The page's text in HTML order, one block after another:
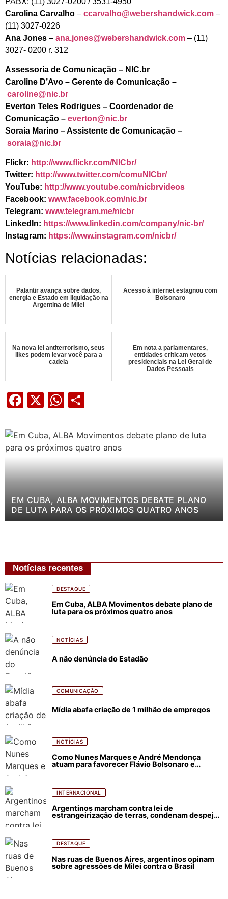
Carolina Carvalho – ccarvalho@webershandwick.com –
(11) 3027-0226
Ana Jones – ana.jones@webershandwick.com – (11)
3027- 0200 r. 312
Assessoria de Comunicação – NIC.br
Caroline D’Avo – Gerente de Comunicação –
caroline@nic.br
Everton Teles Rodrigues – Coordenador de
Comunicação – everton@nic.br
Soraia Marino – Assistente de Comunicação –
soraia@nic.br
Flickr: http://www.flickr.com/NICbr/
Twitter: http://www.twitter.com/comuNICbr/
YouTube: http://www.youtube.com/nicbrvideos
Facebook: www.facebook.com/nic.br
Telegram: www.telegram.me/nicbr
LinkedIn: https://www.linkedin.com/company/nic-br/
Instagram: https://www.instagram.com/nicbr/
Notícias relacionadas:
Palantir avança sobre dados,
energia e Estado em liquidação na
Argentina de Milei
Acesso à internet estagnou com
Bolsonaro
Na nova lei antiterrorismo, seus
likes podem levar você para a
cadeia
Em nota a parlamentares,
entidades criticam vetos
presidenciais na Lei Geral de
Dados Pessoais
Facebook
X WhatsApp
EM CUBA, ALBA MOVIMENTOS DEBATE PLANO
DE LUTA PARA OS PRÓXIMOS QUATRO ANOS
Notícias recentes
DESTAQUE
Em Cuba, ALBA Movimentos debate plano de
luta para os próximos quatro anos
NOTÍCIAS
A não denúncia do Estadão
COMUNICAÇÃO
Mídia abafa criação de 1 milhão de empregos
NOTÍCIAS
Como Nunes Marques e André Mendonça
atuam para favorecer Flávio Bolsonaro e
INTERNACIONAL
Argentinos marcham contra lei de
estrangeirização de terras, condenam despejos
DESTAQUE
Nas ruas de Buenos Aires, argentinos opinam
sobre agressões de Milei contra o Brasil